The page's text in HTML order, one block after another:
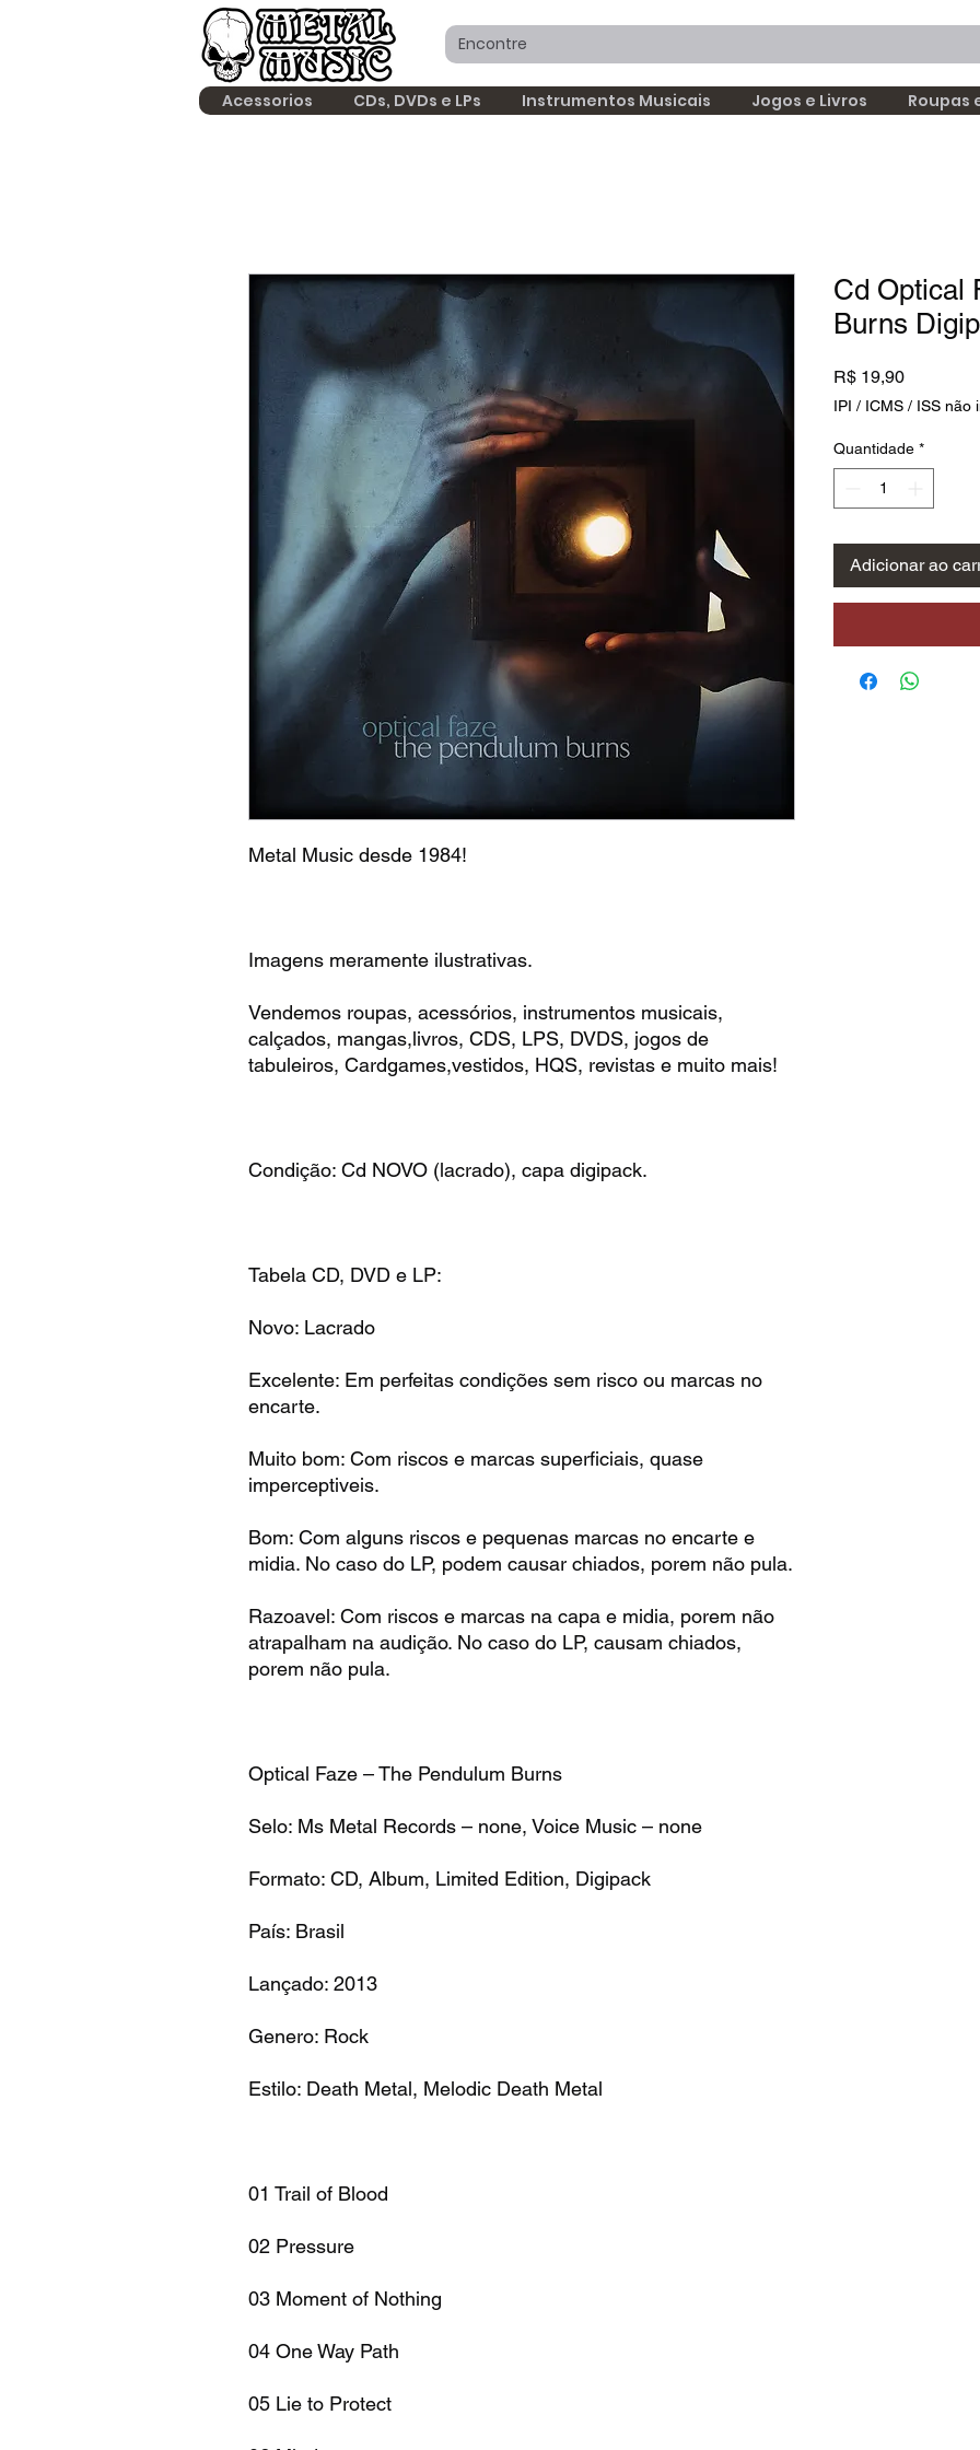
Acessorios CDs, DVDs e LPs Instrumentos Musicais Jogos e Livros Roupas
Metal Music desde 1984!
Imagens meramente ilustrativas.
Vendemos roupas, acessórios, instrumentos musicais,
calçados, mangas,livros, CDS, LPS, DVDS, jogos de
tabuleiros, Cardgames,vestidos, HQS, revistas e muito mais!
Condição: Cd NOVO (lacrado), capa digipack.
Tabela CD, DVD e LP:
Novo: Lacrado
Excelente: Em perfeitas condições sem risco ou marcas no
encarte.
Muito bom: Com riscos e marcas superficiais, quase
imperceptiveis.
Bom: Com alguns riscos e pequenas marcas no encarte e
midia. No caso do LP, podem causar chiados, porem não pula.
Razoavel: Com riscos e marcas na capa e midia, porem não
atrapalham na audição. No caso do LP, causam chiados,
porem não pula.
Optical Faze – The Pendulum Burns
Selo: Ms Metal Records – none, Voice Music – none
Formato: CD, Album, Limited Edition, Digipack
País: Brasil
Lançado: 2013
Genero: Rock
Estilo: Death Metal, Melodic Death Metal
01 Trail of Blood
02 Pressure
03 Moment of Nothing
04 One Way Path
05 Lie to Protect
Cd Optical
Burns
R$ 19,90Preço
IPI / ICMS / ISS não
Quantidade *
Adicionar ao